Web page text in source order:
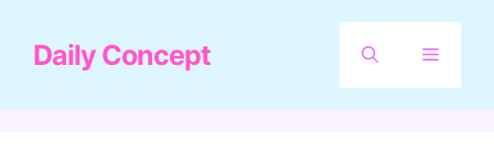
Daily Concept 메